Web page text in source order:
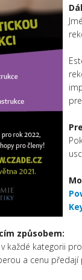
způsobem:
každé kategorii
a cenu